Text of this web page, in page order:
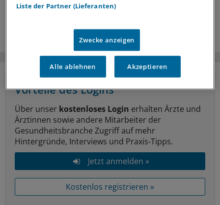
Vorteile des Logins
Über unser kostenloses Login erhalten Ärzte und
Ärztinnen sowie andere Mitarbeiter der
Gesundheitsbranche Zugriff auf mehr
Hintergründe, Interviews und Praxis-Tipps.
Jetzt anmelden »
Kostenlos registrieren »
Liste der Partner (Lieferanten)
Zwecke anzeigen
Alle ablehnen Akzeptieren